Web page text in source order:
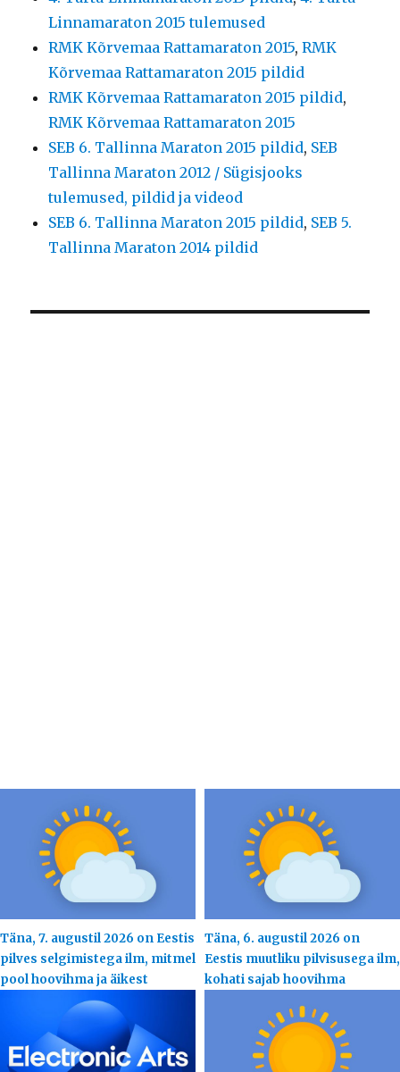
Linnamaraton 2015 tulemused
RMK Kõrvemaa Rattamaraton 2015,RMK
Kõrvemaa Rattamaraton 2015 pildid
RMK Kõrvemaa Rattamaraton 2015 pildid,
RMK Kõrvemaa Rattamaraton 2015
SEB 6. Tallinna Maraton 2015 pildid, SEB
Tallinna Maraton 2012 / Sügisjooks
tulemused, pildid ja videod
SEB 6. Tallinna Maraton 2015 pildid, SEB 5.
Tallinna Maraton 2014 pildid
Täna, 7. augustil 2026 on Eestis
pilves selgimistega ilm, mitmel
pool hoovihma ja äikest
Täna, 6. augustil 2026 on
Eestis muutliku pilvisusega ilm,
kohati sajab hoovihma